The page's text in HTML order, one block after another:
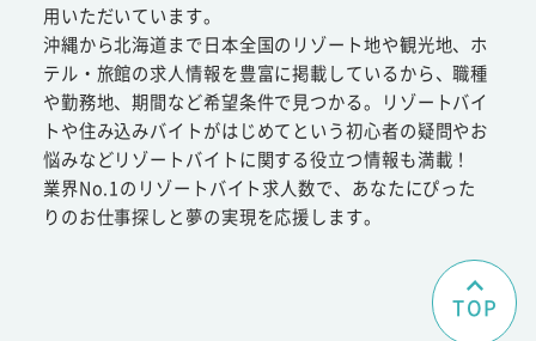
用いただいています。
沖縄から北海道まで日本全国のリゾート地や観光地、ホ
テル・旅館の求人情報を豊富に掲載しているから、職種
や勤務地、期間など希望条件で見つかる。リゾートバイ
トや住み込みバイトがはじめてという初心者の疑問やお
悩みなどリゾートバイトに関する役立つ情報も満載！
業界No.1のリゾートバイト求人数で、あなたにぴった
りのお仕事探しと夢の実現を応援します。
TOP